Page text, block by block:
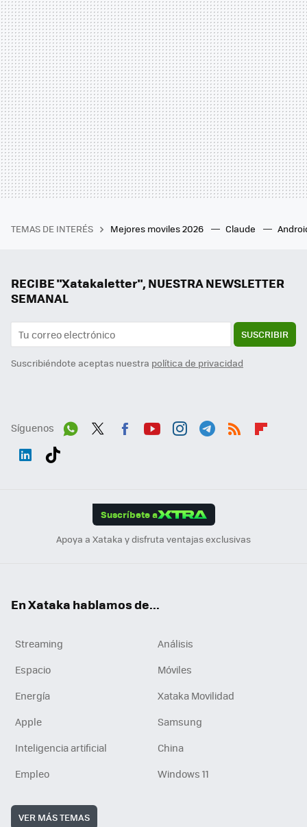
TEMAS DE INTERÉS Mejores moviles 2026 Claude
RECIBE "Xatakaletter", NUESTRA NEWSLETTER
SEMANAL
SUSCRIBIR
Suscribiéndote aceptas nuestra política de privacidad
Síguenos
Suscríbete a
Apoya a Xataka y disfruta ventajas exclusivas
En Xataka hablamos de...
Streaming
Análisis
Espacio
Móviles
Energía
Xataka Movilidad
Apple
Samsung
Inteligencia artificial
China
Empleo
Windows 11
VER MÁS TEMAS